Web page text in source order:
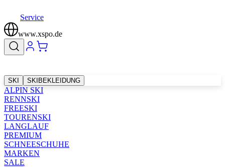
Service
www.xspo.de
SKI SKIBEKLEIDUNG
ALPIN SKI
RENNSKI
FREESKI
TOURENSKI
LANGLAUF
PREMIUM
SCHNEESCHUHE
MARKEN
SALE